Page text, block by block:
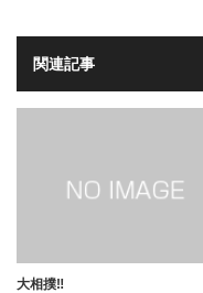
関連記事
大相撲‼️